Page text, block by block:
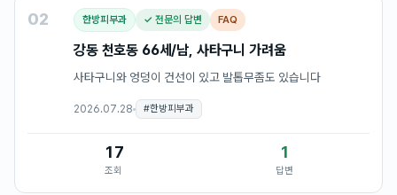
02 한방피부과 ✓ 전문의 답변 FAQ
강동 천호동 66세/남, 사타구니 가려움
사타구니와 엉덩이 건선이 있고 발톱무좀도 있습니다
2026.07.28 #한방피부과
17
조회
1
답변